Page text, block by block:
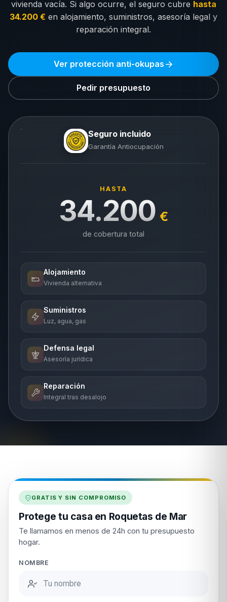
vivienda vacía. Si algo ocurre, el seguro cubre hasta
34.200 € en alojamiento, suministros, asesoría legal y
reparación integral.
Ver protección anti-okupas
Pedir presupuesto
Seguro incluido
Garantía Antiocupación
HASTA
34.200 €
de cobertura total
Alojamiento
Vivienda alternativa
Suministros
Luz, agua, gas
Defensa legal
Asesoría jurídica
Reparación
Integral tras desalojo
GRATIS Y SIN COMPROMISO
Protege tu casa en Roquetas de Mar
Te llamamos en menos de 24h con tu presupuesto
hogar.
NOMBRE